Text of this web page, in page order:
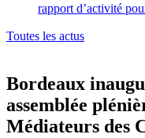
rapport d’activité
Toutes les actus
Bordeaux
assemblée
Médiateurs des